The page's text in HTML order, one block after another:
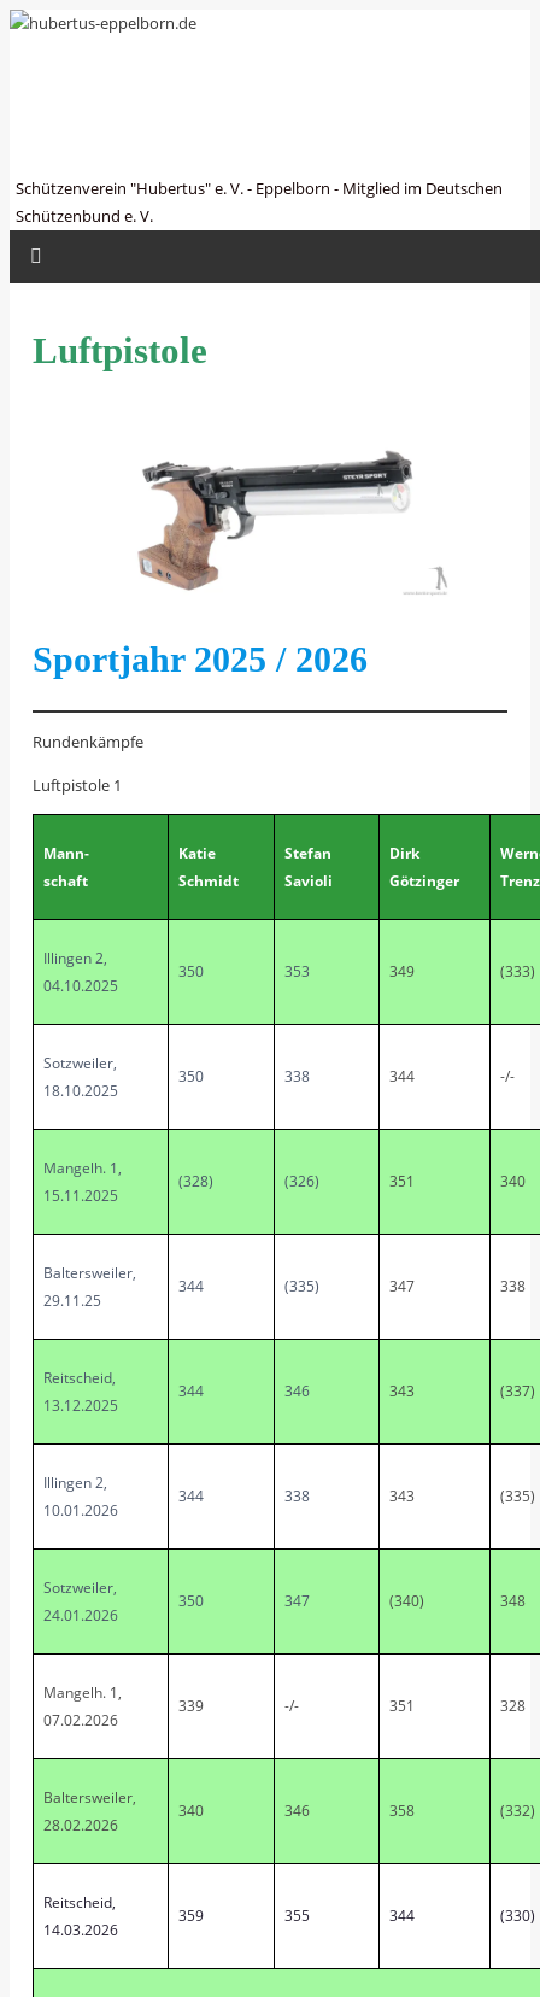
Schützenverein "Hubertus" e. V. - Eppelborn - Mitglied im Deutschen
Schützenbund e. V.
Luftpistole
Sportjahr 2025 / 2026
Rundenkämpfe
Luftpistole 1
Mann-
schaft
Katie
Schmidt
Stefan
Savioli
Dirk
Götzinger
Trenz
Illingen 2,
04.10.2025
350 353 349 (333)
Sotzweiler,
18.10.2025
350 338 344 -/-
Mangelh. 1,
15.11.2025
(328) (326) 351 340
Baltersweiler,
29.11.25
344 (335) 347 338
Reitscheid,
13.12.2025
344 346 343 (337)
Illingen 2,
10.01.2026
344 338 343 (335)
Sotzweiler,
24.01.2026
350 347 (340) 348
Mangelh. 1,
07.02.2026
339 -/- 351 328
Baltersweiler,
28.02.2026
340 346 358 (332)
Reitscheid,
14.03.2026
359 355 344 (330)